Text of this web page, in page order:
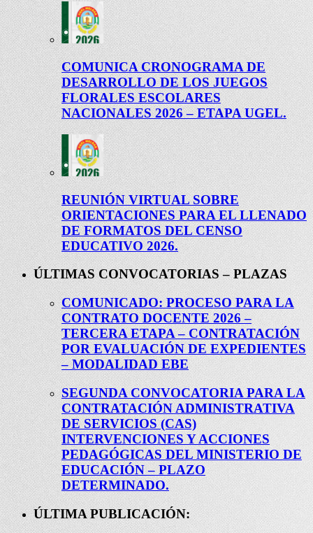
COMUNICA CRONOGRAMA DE
DESARROLLO DE LOS JUEGOS
FLORALES ESCOLARES
NACIONALES 2026 – ETAPA UGEL.
REUNIÓN VIRTUAL SOBRE
ORIENTACIONES PARA EL LLENADO
DE FORMATOS DEL CENSO
EDUCATIVO 2026.
ÚLTIMAS CONVOCATORIAS – PLAZAS
COMUNICADO: PROCESO PARA LA
CONTRATO DOCENTE 2026 –
TERCERA ETAPA – CONTRATACIÓN
POR EVALUACIÓN DE EXPEDIENTES
– MODALIDAD EBE
SEGUNDA CONVOCATORIA PARA LA
CONTRATACIÓN ADMINISTRATIVA
DE SERVICIOS (CAS)
INTERVENCIONES Y ACCIONES
PEDAGÓGICAS DEL MINISTERIO DE
EDUCACIÓN – PLAZO
DETERMINADO.
ÚLTIMA PUBLICACIÓN: